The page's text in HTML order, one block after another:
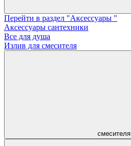
Перейти в раздел "Аксессуары "
Аксессуары сантехники
Все для душа
Излив для смесителя
смесителя